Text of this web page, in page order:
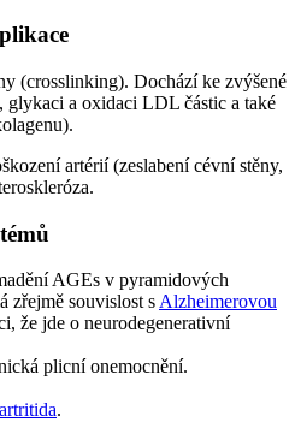
(crosslinking). Dochází ke zvýšené
glykaci a oxidaci LDL částic a také
artérií (zeslabení cévní stěny,
AGEs v pyramidových
zřejmě souvislost s Alzheimerovou
že jde o neurodegenerativní
plicní onemocnění.
.